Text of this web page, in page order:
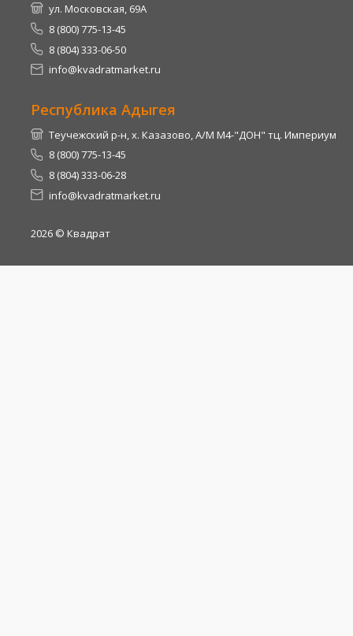
ул. Московская, 69А
8 (800) 775-13-45
8 (804) 333-06-50
info@kvadratmarket.ru
Республика Адыгея
Теучежский р-н, х. Казазово, А/М М4-"ДОН" тц. Империум
8 (800) 775-13-45
8 (804) 333-06-28
info@kvadratmarket.ru
2026 © Квадрат